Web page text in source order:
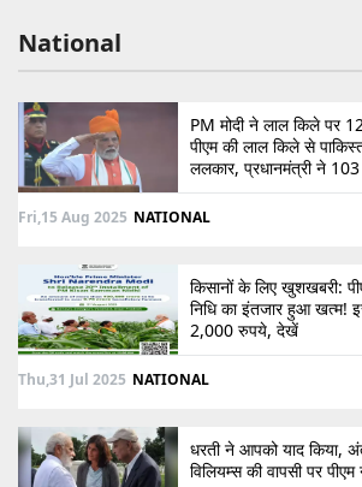
National
PM मोदी ने लाल किले पर
पीएम की लाल किले से
ललकार, प्रधानमंत्री ने 103
Fri,15 Aug 2025 NATIONAL
किसानों के लिए खुशखबरी:
निधि का इंतजार हुआ खत्म!
2,000 रुपये, देखें
Thu,31 Jul 2025 NATIONAL
धरती ने आपको याद किया,
विलियम्स की वापसी पर पीएम